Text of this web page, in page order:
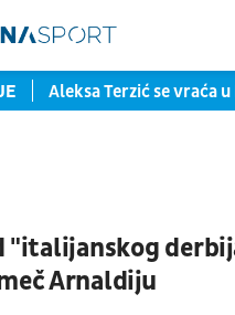
Aleksa Terzić se vraća
"italijanskog
Arnaldiju